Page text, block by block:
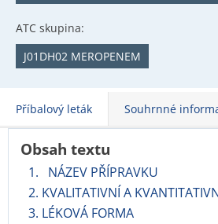
ATC skupina:
J01DH02 MEROPENEM
Příbalový leták Souhrnné
Obsah textu
1. NÁZEV PŘÍPRAVKU
2. KVALITATIVNÍ A
3. LÉKOVÁ FORMA